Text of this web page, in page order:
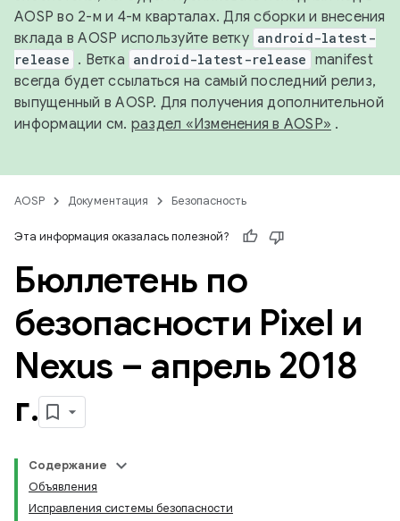
AOSP во 2-м и 4-м кварталах. Для сборки и внесения
вклада в AOSP используйте ветку android-latest-
release . Ветка android-latest-release manifest
всегда будет ссылаться на самый последний релиз,
выпущенный в AOSP. Для получения дополнительной
информации см. раздел «Изменения в AOSP» .
AOSP Документация Безопасность
Эта информация оказалась полезной?
Бюллетень по
безопасности Pixel и
Nexus – апрель 2018
г.
Содержание
Объявления
Исправления системы безопасности